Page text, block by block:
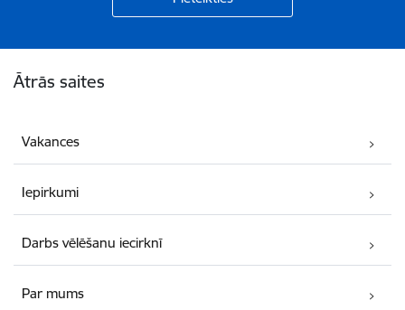
Ātrās saites
Vakances
Iepirkumi
Darbs vēlēšanu iecirknī
Par mums